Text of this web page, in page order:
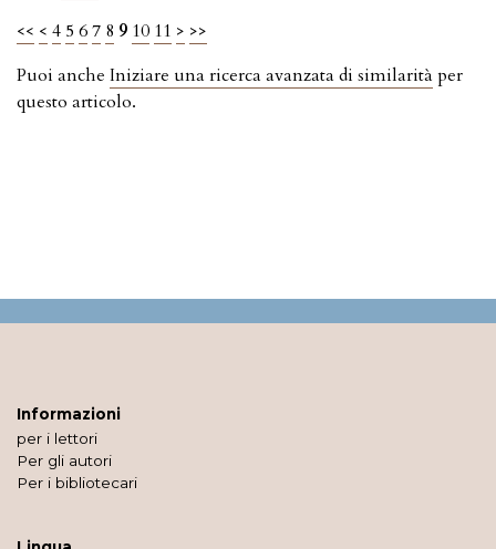
<< < 4 5 67 8 9 10 11 > >>
Puoi anche Iniziare una ricerca avanzata di similarità per
questo articolo.
Informazioni
per i lettori
Per gli autori
Per i bibliotecari